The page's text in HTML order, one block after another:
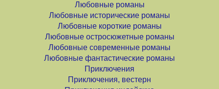
Любовные романы
Любовные исторические романы
Любовные короткие романы
Любовные остросюжетные романы
Любовные современные романы
Любовные фантастические романы
Приключения
Приключения, вестерн